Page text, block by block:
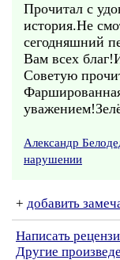
Прочитал с
история.Не
сегодняшний
Вам всех
Советую
Александр
нарушении
+ добавить
Написать
Другие